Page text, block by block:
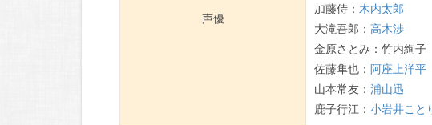
声優
加藤侍： 木内太郎
大滝吾郎：高木渉
金原さとみ：竹内絢子
佐藤隼也：阿座上洋平
山本常友：浦山迅
鹿子行江：小岩井こと